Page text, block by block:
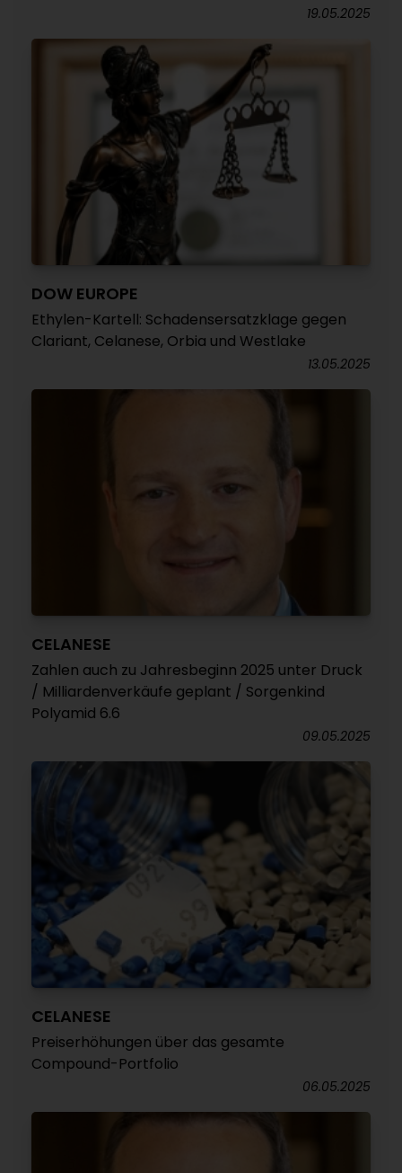
19.05.2025
DOW EUROPE
Ethylen-Kartell: Schadensersatzklage gegen
Clariant, Celanese, Orbia und Westlake
13.05.2025
CELANESE
Zahlen auch zu Jahresbeginn 2025 unter Druck
/ Milliardenverkäufe geplant / Sorgenkind
Polyamid 6.6
09.05.2025
CELANESE
Preiserhöhungen über das gesamte
Compound-Portfolio
06.05.2025